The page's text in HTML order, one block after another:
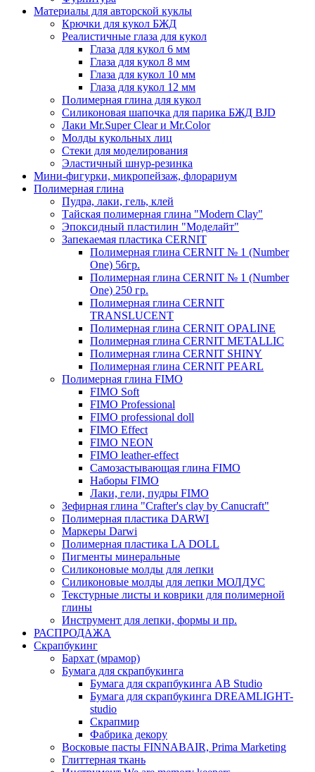
Материалы для авторской куклы
Крючки для кукол БЖД
Реалистичные глаза для кукол
Глаза для кукол 6 мм
Глаза для кукол 8 мм
Глаза для кукол 10 мм
Глаза для кукол 12 мм
Полимерная глина для кукол
Силиконовая шапочка для парика БЖД BJD
Лаки Mr.Super Clear и Mr.Color
Молды кукольных лиц
Стеки для моделирования
Эластичный шнур-резинка
Мини-фигурки, микропейзаж, флорариум
Полимерная глина
Пудра, лаки, гель, клей
Тайская полимерная глина "Modern Clay"
Эпоксидный пластилин "Моделайт"
Запекаемая пластика CERNIT
Полимерная глина CERNIT № 1 (Number
One) 56гр.
Полимерная глина CERNIT № 1 (Number
One) 250 гр.
Полимерная глина CERNIT
TRANSLUCENT
Полимерная глина CERNIT OPALINE
Полимерная глина CERNIT METALLIC
Полимерная глина CERNIT SHINY
Полимерная глина CERNIT PEARL
Полимерная глина FIMO
FIMO Soft
FIMO Professional
FIMO professional doll
FIMO Effect
FIMO NEON
FIMO leather-effect
Самозастывающая глина FIMO
Наборы FIMO
Лаки, гели, пудры FIMO
Зефирная глина "Crafter's clay by Canucraft"
Полимерная пластика DARWI
Маркеры Darwi
Полимерная пластика LA DOLL
Пигменты минеральные
Силиконовые молды для лепки
Силиконовые молды для лепки МОЛДУС
Текстурные листы и коврики для полимерной
глины
Инструмент для лепки, формы и пр.
РАСПРОДАЖА
Скрапбукинг
Бархат (мрамор)
Бумага для скрапбукинга
Бумага для скрапбукинга AB Studio
Бумага для скрапбукинга DREAMLIGHT-
studio
Скрапмир
Фабрика декору
Восковые пасты FINNABAIR, Prima Marketing
Глиттерная ткань